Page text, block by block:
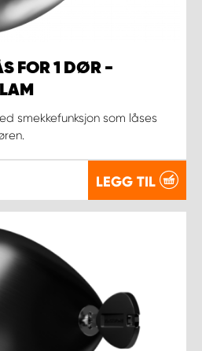
FOR 1 DØR -
smekkefunksjon som låses
LEGG TIL